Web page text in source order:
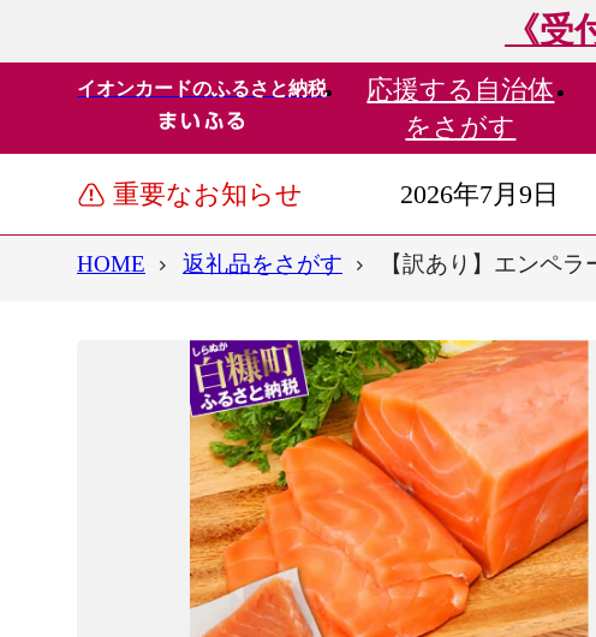
《
イオンカードのふるさと納税 応援する 自治体
をさがす
重要なお知らせ 2026年7月9日
HOME 返礼品をさがす 【訳あり】エンペラ